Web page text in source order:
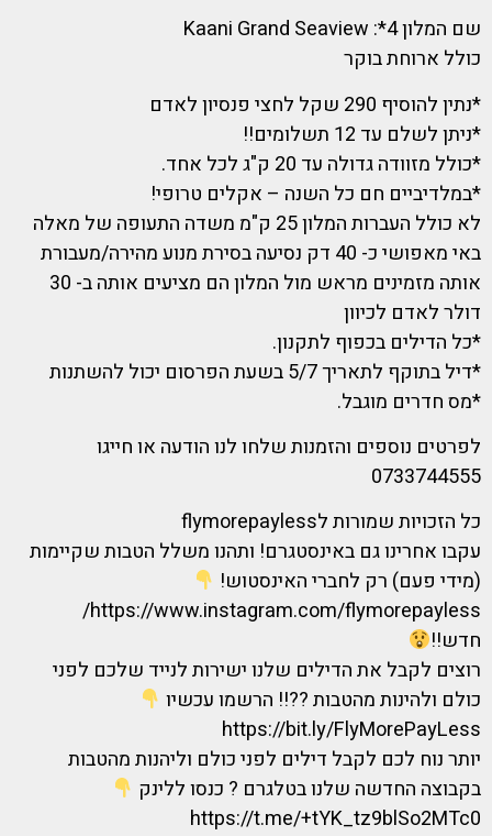
שם המלון 4*: Kaani Grand Seaview
כולל ארוחת בוקר
*נתין להוסיף 290 שקל לחצי פנסיון לאדם
*ניתן לשלם עד 12 תשלומים!!
*כולל מזוודה גדולה עד 20 ק"ג לכל אחד.
*במלדיביים חם כל השנה – אקלים טרופי!
לא כולל העברות המלון 25 ק"מ משדה התעופה של מאלה
באי מאפושי כ- 40 דק נסיעה בסירת מנוע מהירה/מעבורת
אותה מזמינים מראש מול המלון הם מציעים אותה ב- 30
דולר לאדם לכיוון
*כל הדילים בכפוף לתקנון.
*דיל בתוקף לתאריך 5/7 בשעת הפרסום יכול להשתנות
*מס חדרים מוגבל.
לפרטים נוספים והזמנות שלחו לנו הודעה או חייגו
0733744555
כל הזכויות שמורות לflymorepayless
עקבו אחרינו גם באינסטגרם! ותהנו משלל הטבות שקיימות
(מידי פעם) רק לחברי האינסטוש!
https://www.instagram.com/flymorepayless/
חדש!!
רוצים לקבל את הדילים שלנו ישירות לנייד שלכם לפני
כולם ולהינות מהטבות ??!! הרשמו עכשיו
https://bit.ly/FlyMorePayLess
יותר נוח לכם לקבל דילים לפני כולם וליהנות מהטבות
בקבוצה החדשה שלנו בטלגרם ? כנסו ללינק
https://t.me/+tYK_tz9blSo2MTc0